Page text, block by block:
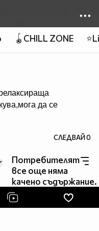
🪀CHILL ZONE
да се
СЛЕДВАЙ0
Потребителят
все още няма
качено съдържание.